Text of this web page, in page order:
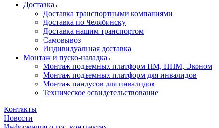
Доставка
Доставка транспортными компаниями
Доставка по Челябинску
Доставка нашим транспортом
Самовывоз
Индивидуальная доставка
Монтаж и пуско-наладка
Монтаж подъемных платформ ПМ, НПМ, Эконом
Монтаж подъемных платформ для инвалидов
Монтаж пандусов для инвалидов
Техническое освидетельствование
Контакты
Новости